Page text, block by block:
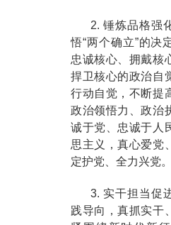
2. 锤炼品格强
悟“两个确立”的决
忠诚核心、拥戴核
捍卫核心的政治自
行动自觉，不断提
政治领悟力、政治
诚于党、忠诚于人
思主义，真心爱党
定护党、全力兴党。
3. 实干担当促
践导向，真抓实干